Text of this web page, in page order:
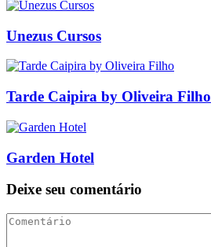
Unezus Cursos
Tarde Caipira by Oliveira Filho
Garden Hotel
Deixe seu comentário